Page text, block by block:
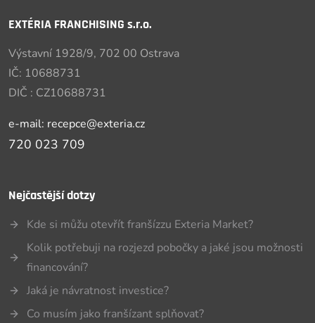
EXTÉRIA FRANCHISING s.r.o.
Výstavní 1928/9, 702 00 Ostrava
IČ: 10688731
DIČ : CZ10688731
e-mail: recepce@exteria.cz
720 023 709
Nejčastější dotzy
Kde si můžu otevřít franšízzu Exteria Market?
Kolik potřebuji na rozjezd pobočky a jaké jsou možnosti
financování?
Jaká je návratnost investice?
Co musím jako franšízant splňovat?